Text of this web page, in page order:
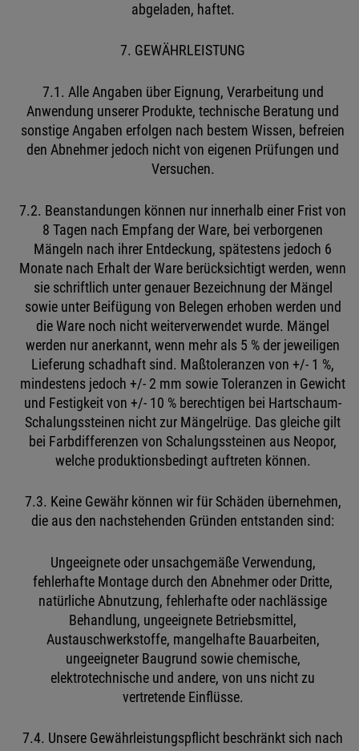
abgeladen, haftet.
7. GEWÄHRLEISTUNG
7.1. Alle Angaben über Eignung, Verarbeitung und
Anwendung unserer Produkte, technische Beratung und
sonstige Angaben erfolgen nach bestem Wissen, befreien
den Abnehmer jedoch nicht von eigenen Prüfungen und
Versuchen.
7.2. Beanstandungen können nur innerhalb einer Frist von
8 Tagen nach Empfang der Ware, bei verborgenen
Mängeln nach ihrer Entdeckung, spätestens jedoch 6
Monate nach Erhalt der Ware berücksichtigt werden, wenn
sie schriftlich unter genauer Bezeichnung der Mängel
sowie unter Beifügung von Belegen erhoben werden und
die Ware noch nicht weiterverwendet wurde. Mängel
werden nur anerkannt, wenn mehr als 5 % der jeweiligen
Lieferung schadhaft sind. Maßtoleranzen von +/- 1 %,
mindestens jedoch +/- 2 mm sowie Toleranzen in Gewicht
und Festigkeit von +/- 10 % berechtigen bei Hartschaum-
Schalungssteinen nicht zur Mängelrüge. Das gleiche gilt
bei Farbdifferenzen von Schalungssteinen aus Neopor,
welche produktionsbedingt auftreten können.
7.3. Keine Gewähr können wir für Schäden übernehmen,
die aus den nachstehenden Gründen entstanden sind:
Ungeeignete oder unsachgemäße Verwendung,
fehlerhafte Montage durch den Abnehmer oder Dritte,
natürliche Abnutzung, fehlerhafte oder nachlässige
Behandlung, ungeeignete Betriebsmittel,
Austauschwerkstoffe, mangelhafte Bauarbeiten,
ungeeigneter Baugrund sowie chemische,
elektrotechnische und andere, von uns nicht zu
vertretende Einflüsse.
7.4. Unsere Gewährleistungspflicht beschränkt sich nach